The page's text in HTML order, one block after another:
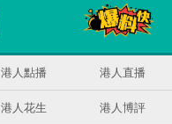
港人點播 港人直播
港人花生 港人博評